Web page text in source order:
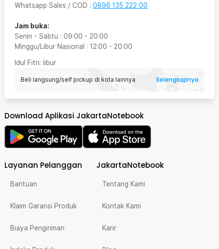
Whatsapp Sales / COD : 0896 135 222 00
Jam buka:
Senin - Sabtu : 09:00 - 20:00
Minggu/Libur Nasional : 12:00 - 20:00
Idul Fitri: libur
Beli langsung/self pickup di kota lainnya Selengkapnya
Download Aplikasi JakartaNotebook
Layanan Pelanggan
Bantuan
Klaim Garansi Produk
Biaya Pengiriman
JakartaNotebook
Tentang Kami
Kontak Kami
Karir